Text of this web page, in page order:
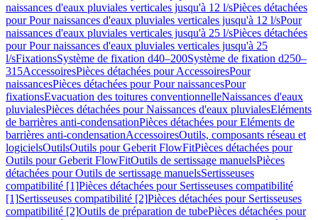
naissances d'eaux pluviales verticales jusqu'à 12 l/sPièces détachées
pour Pour naissances d'eaux pluviales verticales jusqu'à 12 l/sPour
naissances d'eaux pluviales verticales jusqu'à 25 l/sPièces détachées
pour Pour naissances d'eaux pluviales verticales jusqu'à 25
l/sFixationsSystème de fixation d40–200Système de fixation d250–
315AccessoiresPièces détachées pour AccessoiresPour
naissancesPièces détachées pour Pour naissancesPour
fixationsEvacuation des toitures conventionnelleNaissances d'eaux
pluvialesPièces détachées pour Naissances d'eaux pluvialesEléments
de barrières anti-condensationPièces détachées pour Eléments de
barrières anti-condensationAccessoiresOutils, composants réseau et
logicielsOutilsOutils pour Geberit FlowFitPièces détachées pour
Outils pour Geberit FlowFitOutils de sertissage manuelsPièces
détachées pour Outils de sertissage manuelsSertisseuses
compatibilité [1]Pièces détachées pour Sertisseuses compatibilité
[1]Sertisseuses compatibilité [2]Pièces détachées pour Sertisseuses
compatibilité [2]Outils de préparation de tubePièces détachées pour